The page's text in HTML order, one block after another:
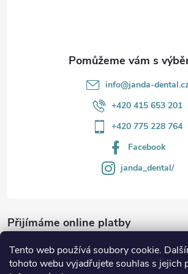
Tento web používá soubory cookie.
tohoto webu vyjadřujete souhlas s jejich
info@janda-
+420 415 653 201
+420 775 228 764
Facebook
janda_dental/
Přijímáme online platby